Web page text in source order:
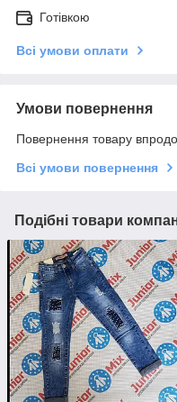
Готівкою
Всі умови оплати
Умови повернення
Повернення товару
Всі умови повернення
Подібні товари